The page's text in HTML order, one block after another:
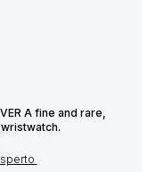
A fine and rare,